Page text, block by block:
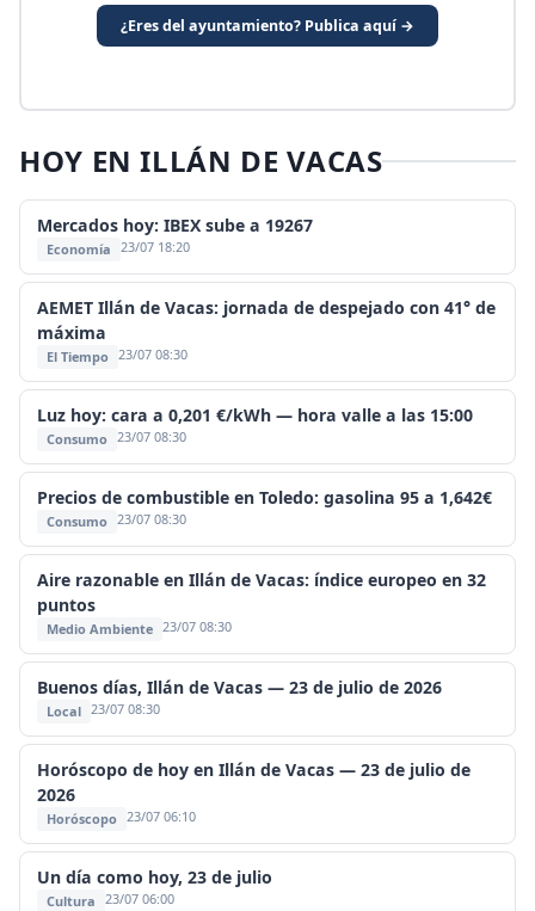
¿Eres del ayuntamiento? Publica aquí →
HOY EN ILLÁN DE VACAS
Mercados hoy: IBEX sube a 19267
Economía 23/07 18:20
AEMET Illán de Vacas: jornada de despejado con 41° de
máxima
El Tiempo 23/07 08:30
Luz hoy: cara a 0,201 €/kWh — hora valle a las 15:00
Consumo 23/07 08:30
Precios de combustible en Toledo: gasolina 95 a 1,642€
Consumo 23/07 08:30
Aire razonable en Illán de Vacas: índice europeo en 32
puntos
Medio Ambiente 23/07 08:30
Buenos días, Illán de Vacas — 23 de julio de 2026
Local 23/07 08:30
Horóscopo de hoy en Illán de Vacas — 23 de julio de
2026
Horóscopo 23/07 06:10
Un día como hoy, 23 de julio
Cultura 23/07 06:00